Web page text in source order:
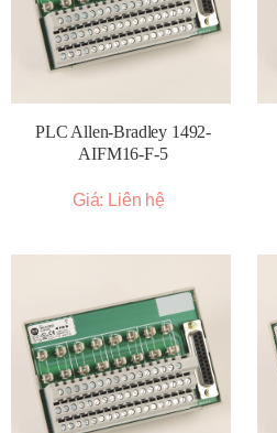
PLC Allen-Bradley 1492-
AIFM16-F-5
Giá: Liên hệ